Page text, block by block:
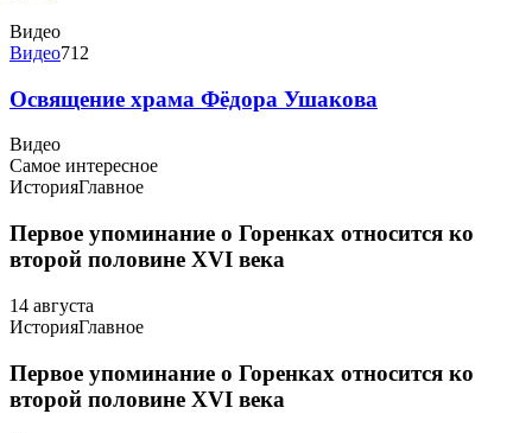
Видео
Видео712
Освящение храма Фёдора Ушакова
Видео
Самое интересное
ИсторияГлавное
Первое упоминание о Горенках относится ко
второй половине XVI века
14 августа
ИсторияГлавное
Первое упоминание о Горенках относится ко
второй половине XVI века